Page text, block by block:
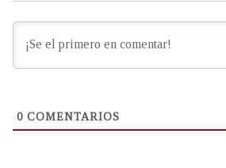
0 COMENTARIOS